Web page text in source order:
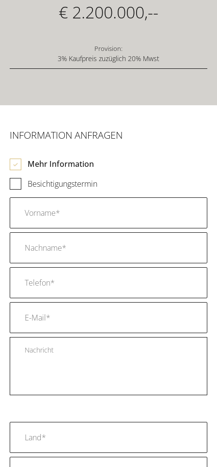
Provision:
3% Kaufpreis zuzüglich 20% Mwst
€ 2.200.000,--
INFORMATION ANFRAGEN
Mehr Information
Besichtigungstermin